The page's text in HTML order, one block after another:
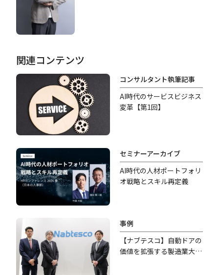
関連コンテンツ
コンサルタント執筆記事
AI時代のサービスビジネス
変革【第1回】
セミナーアーカイブ
AI時代の人材ポートフォリ
オ戦略とスキル再定義
事例
【ナブテスコ】自動ドアの
価値を拡張する――製造業大手